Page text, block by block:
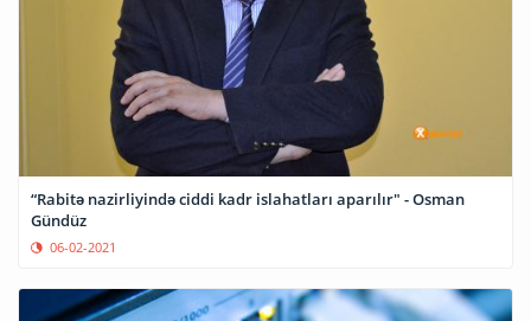
“Rabitə nazirliyində ciddi kadr islahatları aparılır" - Osman
Gündüz
06-02-2021